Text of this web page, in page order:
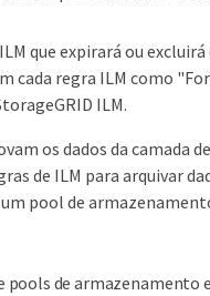
que expirará ou
cada regra ILM como
ILM.
os dados da camada
de ILM para arquivar
pool de
pools de armazenamento